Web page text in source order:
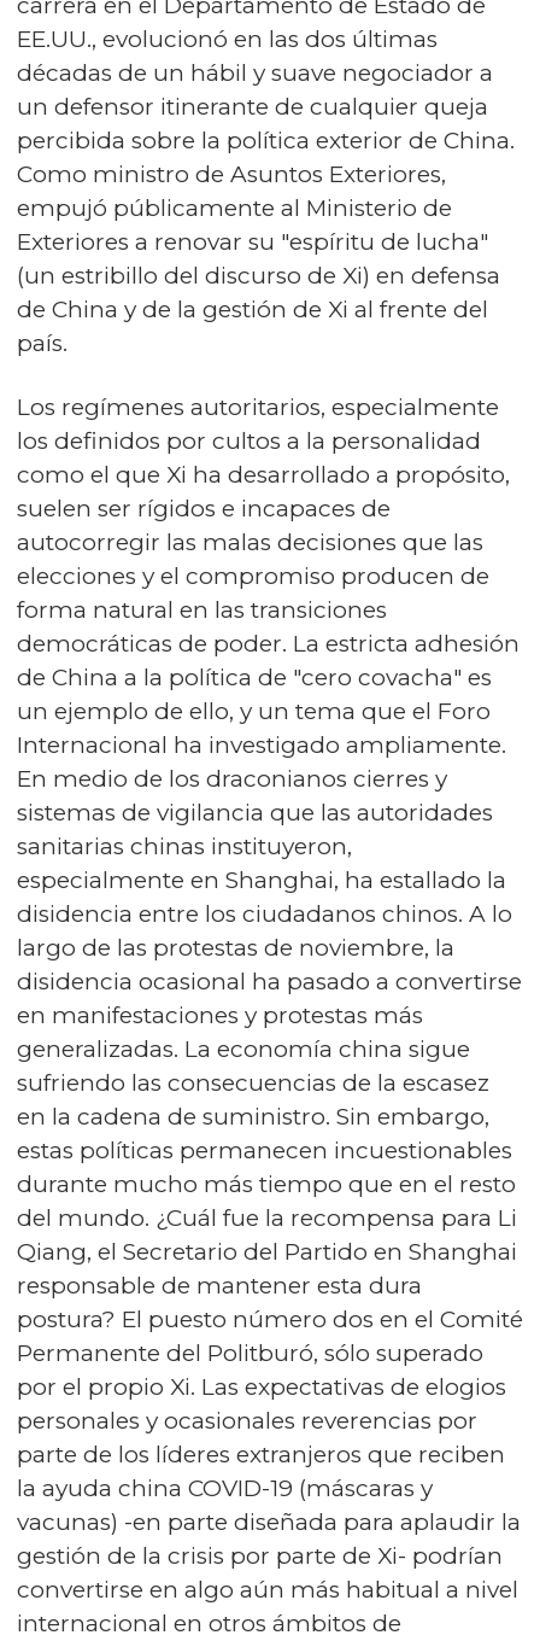
EE.UU., evolucionó en las dos últimas
décadas de un hábil y suave negociador a
un defensor itinerante de cualquier queja
percibida sobre la política exterior de China.
Como ministro de Asuntos Exteriores,
empujó públicamente al Ministerio de
Exteriores a renovar su "espíritu de lucha"
(un estribillo del discurso de Xi) en defensa
de China y de la gestión de Xi al frente del
país.
Los regímenes autoritarios, especialmente
los definidos por cultos a la personalidad
como el que Xi ha desarrollado a propósito,
suelen ser rígidos e incapaces de
autocorregir las malas decisiones que las
elecciones y el compromiso producen de
forma natural en las transiciones
democráticas de poder. La estricta adhesión
de China a la política de "cero covacha" es
un ejemplo de ello, y un tema que el Foro
Internacional ha investigado ampliamente.
En medio de los draconianos cierres y
sistemas de vigilancia que las autoridades
sanitarias chinas instituyeron,
especialmente en Shanghai, ha estallado la
disidencia entre los ciudadanos chinos. A lo
largo de las protestas de noviembre, la
disidencia ocasional ha pasado a convertirse
en manifestaciones y protestas más
generalizadas. La economía china sigue
sufriendo las consecuencias de la escasez
en la cadena de suministro. Sin embargo,
estas políticas permanecen incuestionables
durante mucho más tiempo que en el resto
del mundo. ¿Cuál fue la recompensa para Li
Qiang, el Secretario del Partido en Shanghai
responsable de mantener esta dura
postura? El puesto número dos en el Comité
Permanente del Politburó, sólo superado
por el propio Xi. Las expectativas de elogios
personales y ocasionales reverencias por
parte de los líderes extranjeros que reciben
la ayuda china COVID-19 (máscaras y
vacunas) -en parte diseñada para aplaudir la
gestión de la crisis por parte de Xi- podrían
convertirse en algo aún más habitual a nivel
internacional en otros ámbitos de